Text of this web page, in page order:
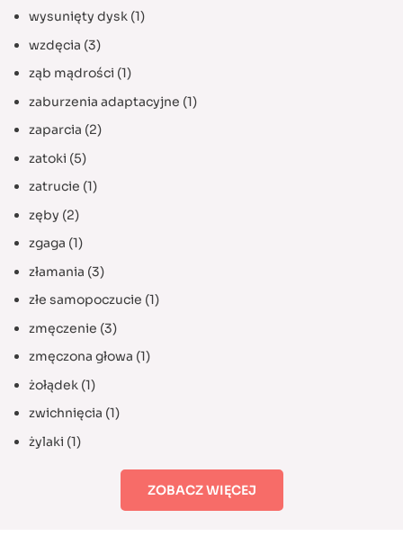
wysunięty dysk(1)
wzdęcia (3)
ząb mądrości (1)
zaburzenia adaptacyjne (1)
zaparcia (2)
zatoki (5)
zatrucie (1)
zęby (2)
zgaga (1)
złamania (3)
złe samopoczucie (1)
zmęczenie (3)
zmęczona głowa (1)
żołądek(1)
zwichnięcia (1)
żylaki (1)
ZOBACZ WIĘCEJ